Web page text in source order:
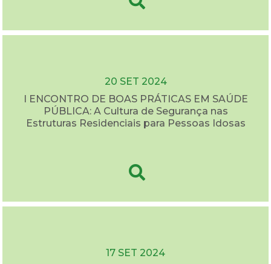
20 SET 2024
I ENCONTRO DE BOAS PRÁTICAS EM SAÚDE
PÚBLICA: A Cultura de Segurança nas
Estruturas Residenciais para Pessoas Idosas
17 SET 2024